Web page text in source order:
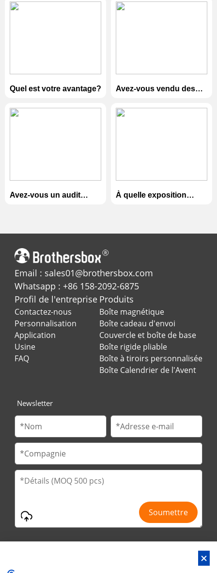
Quel est votre avantage?
Avez-vous vendu des
Avez-vous un audit
À quelle exposition
Email : sales01@brothersbox.com
Whatsapp : +86 158-2092-6875
Profil de l'entreprise
Contactez-nous
Personnalisation
Application
Usine
FAQ
Produits
Boîte magnétique
Boîte cadeau d'envoi
Couvercle et boîte de base
Boîte rigide pliable
Boîte à tiroirs personnalisée
Boîte Calendrier de l'Avent
Newsletter